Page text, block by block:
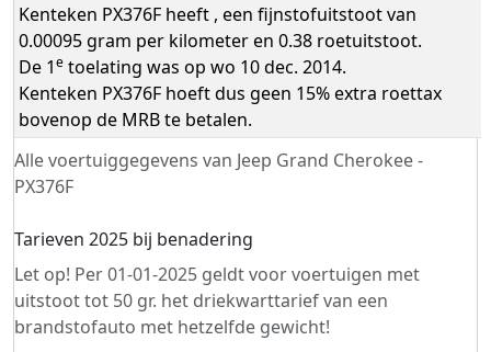
Alle voertuiggegevens van Jeep Grand Cherokee -
PX376F
Kenteken PX376F heeft , een fijnstofuitstoot van
0.00095 gram per kilometer en 0.38 roetuitstoot.
De 1e toelating was op wo 10 dec. 2014.
Kenteken PX376F hoeft dus geen 15% extra roettax
bovenop de MRB te betalen.
Tarieven 2025 bij benadering
Let op! Per 01-01-2025 geldt voor voertuigen met
uitstoot tot 50 gr. het driekwarttarief van een
brandstofauto met hetzelfde gewicht!